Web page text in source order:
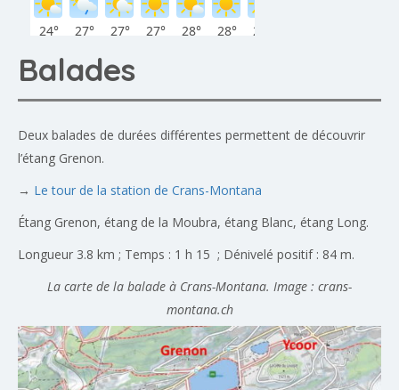
Balades
Deux balades de durées différentes permettent de découvrir
l’étang Grenon.
→ Le tour de la station de Crans-Montana
Étang Grenon, étang de la Moubra, étang Blanc, étang Long.
Longueur 3.8 km ; Temps : 1 h 15 ; Dénivelé positif : 84 m.
La carte de la balade à Crans-Montana. Image : crans-
montana.ch